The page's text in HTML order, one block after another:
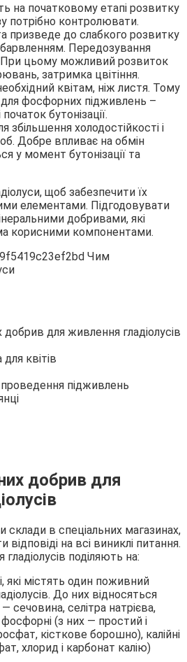
на початковому етапі розвитку
потрібно контролювати.
призведе до слабкого розвитку
Передозування
цьому можливий розвиток
затримка цвітіння.
квітам, ніж листя. Тому
фосфорних підживлень –
бутонізації.
збільшення холодостійкості і
Добре впливає на обмін
у момент бутонізації та
щоб забезпечити їх
елементами. Підгодовувати
добривами, які
корисними компонентами.
для живлення гладіолусів
квітів
підживлень
добрив для
в спеціальних магазинах,
на всі виниклі питання.
поділяють на:
які містять один поживний
До них відносяться
— сечовина, селітра натрієва,
(з них — простий і
кісткове борошно), калійні
хлорид і карбонат калію)